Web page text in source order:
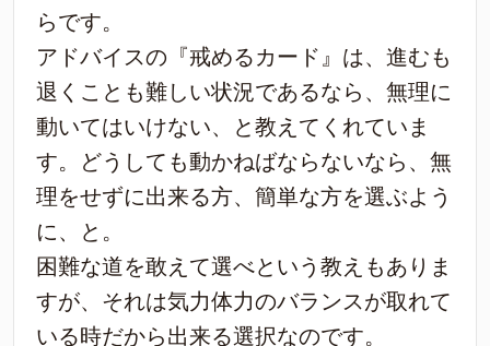
らです。
アドバイスの『戒めるカード』は、進むも
退くことも難しい状況であるなら、無理に
動いてはいけない、と教えてくれていま
す。どうしても動かねばならないなら、無
理をせずに出来る方、簡単な方を選ぶよう
に、と。
困難な道を敢えて選べという教えもありま
すが、それは気力体力のバランスが取れて
いる時だから出来る選択なのです。